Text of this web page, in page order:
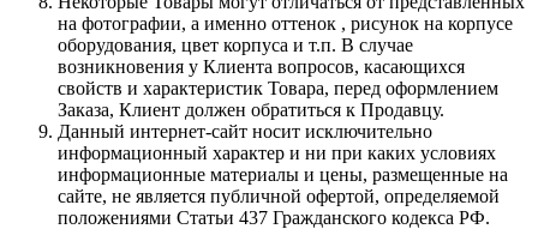
на фотографии, а именно оттенок , рисунок на корпусе
оборудования, цвет корпуса и т.п. В случае
возникновения у Клиента вопросов, касающихся
свойств и характеристик Товара, перед оформлением
Заказа, Клиент должен обратиться к Продавцу.
Данный интернет-сайт носит исключительно
информационный характер и ни при каких условиях
информационные материалы и цены, размещенные на
сайте, не является публичной офертой, определяемой
положениями Статьи 437 Гражданского кодекса РФ.